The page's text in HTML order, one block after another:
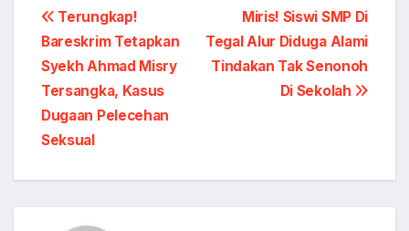
Post
navigation
Miris! Siswi SMP Di
Tegal Alur Diduga Alami
Tindakan Tak Senonoh
Di Sekolah
Terungkap!
Bareskrim Tetapkan
Syekh Ahmad Misry
Tersangka, Kasus
Dugaan Pelecehan
Seksual